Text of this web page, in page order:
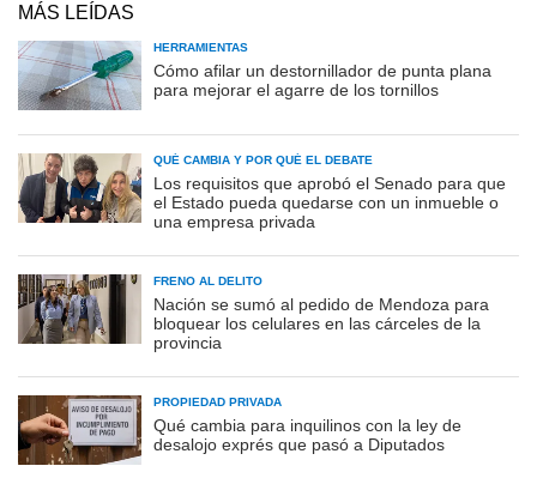
MÁS LEÍDAS
HERRAMIENTAS
Cómo afilar un destornillador de punta plana
para mejorar el agarre de los tornillos
QUÉ CAMBIA Y POR QUÉ EL DEBATE
Los requisitos que aprobó el Senado para que
el Estado pueda quedarse con un inmueble o
una empresa privada
FRENO AL DELITO
Nación se sumó al pedido de Mendoza para
bloquear los celulares en las cárceles de la
provincia
PROPIEDAD PRIVADA
Qué cambia para inquilinos con la ley de
desalojo exprés que pasó a Diputados